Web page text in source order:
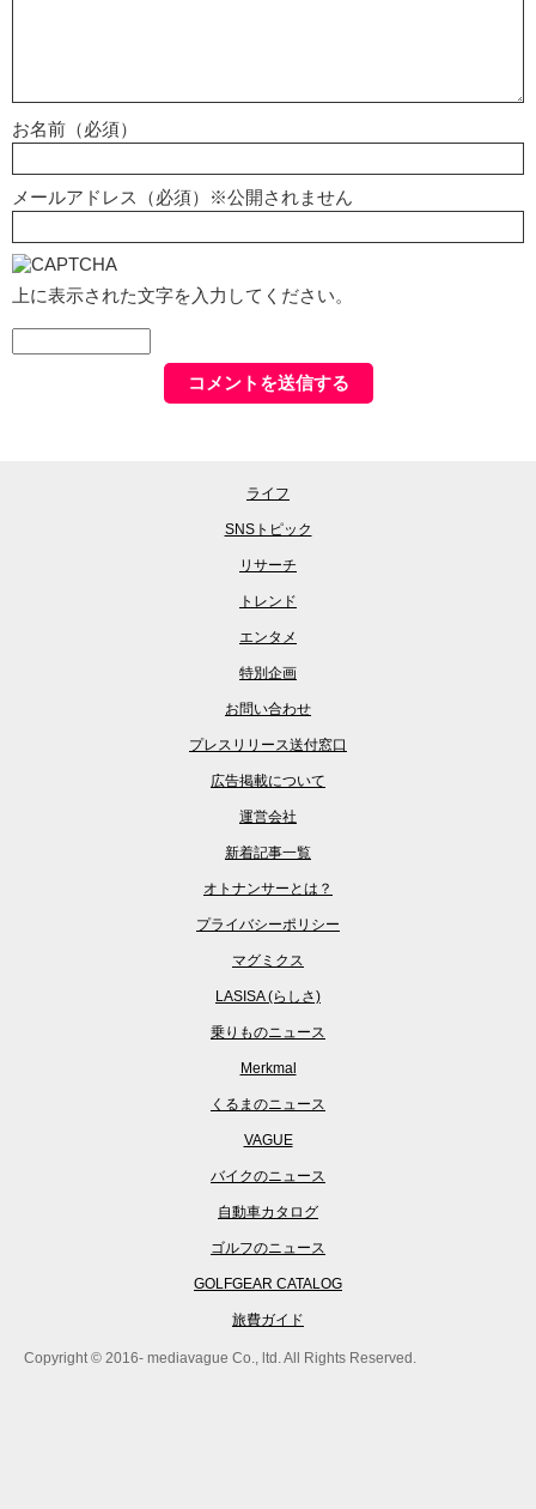
お名前（必須）
メールアドレス（必須）※公開されません
上に表示された文字を入力してください。
ライフ
SNSトピック
リサーチ
トレンド
エンタメ
特別企画
お問い合わせ
プレスリリース送付窓口
広告掲載について
運営会社
新着記事一覧
オトナンサーとは？
プライバシーポリシー
マグミクス
LASISA (らしさ)
乗りものニュース
Merkmal
くるまのニュース
VAGUE
バイクのニュース
自動車カタログ
ゴルフのニュース
GOLFGEAR CATALOG
旅費ガイド
Copyright © 2016- mediavague Co., ltd. All Rights Reserved.